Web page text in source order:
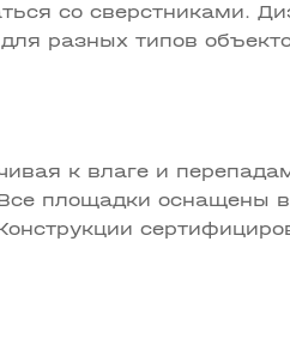
со сверстниками.
разных типов
к влаге и
площадки оснащены